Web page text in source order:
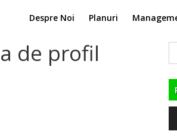
Despre Noi Planuri
de profil